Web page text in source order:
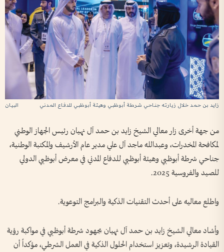
زايد بن حمد خلال زيارته جناحي شرطة أبوظبي وهيئة أبوظبي للدفاع المدني
من جهة أخرى زار معالي الشيخ زايد بن حمد آل نهيان رئيس الجهاز الوطني
لمكافحة المخدرات، وعبدالله ماجد آل علي مدير عام الأرشيف والمكتبة الوطنية،
جناحي شرطة أبوظبي وهيئة أبوظبي للدفاع المدني في معرض أبوظبي الدولي
للصيد والفروسية 2025.
واطلع معاليه على أحدث التقنيات الذكية والبرامج التوعوية.
وأشاد معالي الشيخ زايد بن حمد آل نهيان بجهود شرطة أبوظبي في مواكبة رؤية
القيادة الرشيدة، وتعزيز استخدام الحلول الذكية في العمل الشرطي، مؤكداً أن